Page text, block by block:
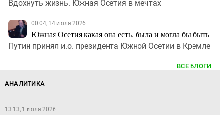
Вдохнуть жизнь. Южная Осетия в мечтах
00:04, 14 июля 2026
Южная Осетия какая она есть, была и могла бы быть
Путин принял и.о. президента Южной Осетии в Кремле
ВСЕ БЛОГИ
АНАЛИТИКА
13:13, 1 июля 2026